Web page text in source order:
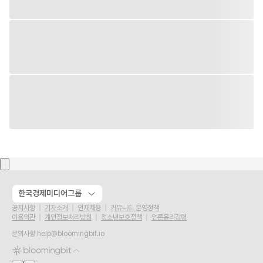
한국경제미디어그룹
공지사항 기자소개 인재채용
커뮤니티 운영정책
이용약관
개인정보처리방침 청소년보호정책
언론윤리강령
문의사항 help@bloomingbit.io